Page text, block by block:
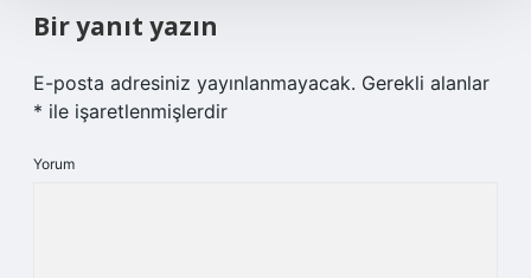
Bir yanıt yazın
E-posta adresiniz yayınlanmayacak. Gerekli alanlar
* ile işaretlenmişlerdir
Yorum